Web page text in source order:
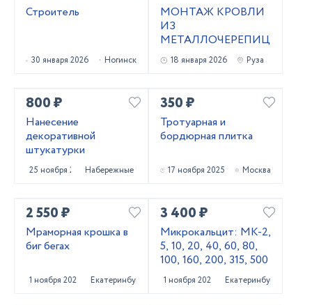
Строитель
30 января 2026 Ногинск
МОНТАЖ КРОВЛИ
ИЗ
МЕТАЛЛОЧЕРЕПИЦЫ
18 января 2026 Руза
800 ₽
Нанесение
декоративной
штукатурки
25 ноября 2025Набережные Челны
350 ₽
Тротуарная и
бордюрная плитка
17 ноября 2025 Москва
2 550 ₽
Мраморная крошка в
биг бегах
1 ноября 2025 Екатеринбург
3 400 ₽
Микрокальцит: МК-2,
5, 10, 20, 40, 60, 80,
100, 160, 200, 315, 500
1 ноября 2025 Екатеринбург